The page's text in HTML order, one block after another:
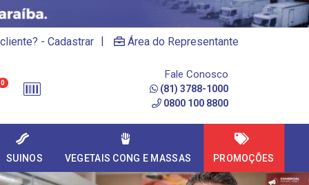
- Cadastrar | Área do Representante
0
Fale Conosco
(81) 3788-1000
0800 100 8800
SUINOS VEGETAIS CONG E MASSAS PROMOÇÕES